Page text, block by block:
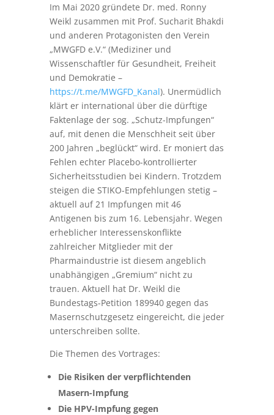
Im Mai 2020 gründete Dr. med. Ronny
Weikl zusammen mit Prof. Sucharit Bhakdi
und anderen Protagonisten den Verein
„MWGFD e.V.“ (Mediziner und
Wissenschaftler für Gesundheit, Freiheit
und Demokratie –
https://t.me/MWGFD_Kanal). Unermüdlich
klärt er international über die dürftige
Faktenlage der sog. „Schutz-Impfungen“
auf, mit denen die Menschheit seit über
200 Jahren „beglückt“ wird. Er moniert das
Fehlen echter Placebo-kontrollierter
Sicherheitsstudien bei Kindern. Trotzdem
steigen die STIKO-Empfehlungen stetig –
aktuell auf 21 Impfungen mit 46
Antigenen bis zum 16. Lebensjahr. Wegen
erheblicher Interessenskonflikte
zahlreicher Mitglieder mit der
Pharmaindustrie ist diesem angeblich
unabhängigen „Gremium“ nicht zu
trauen. Aktuell hat Dr. Weikl die
Bundestags-Petition 189940 gegen das
Masernschutzgesetz eingereicht, die jeder
unterschreiben sollte.
Die Themen des Vortrages:
Die Risiken der verpflichtenden
Masern-Impfung
Die HPV-Impfung gegen